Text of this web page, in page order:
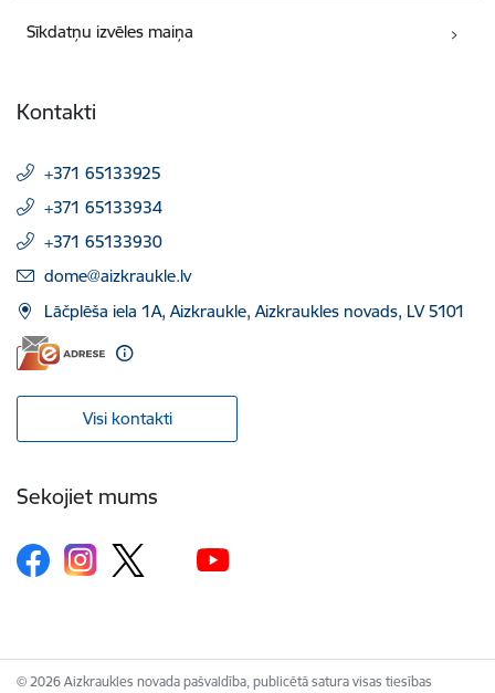
Sīkdatņu izvēles maiņa
Kontakti
+371 65133925
+371 65133934
+371 65133930
E-pasts:
dome@aizkraukle.lv
Lāčplēša iela 1A, Aizkraukle, Aizkraukles novads, LV 5101
Visi kontakti
Sekojiet mums
© 2026 Aizkraukles novada pašvaldība, publicētā satura visas tiesības